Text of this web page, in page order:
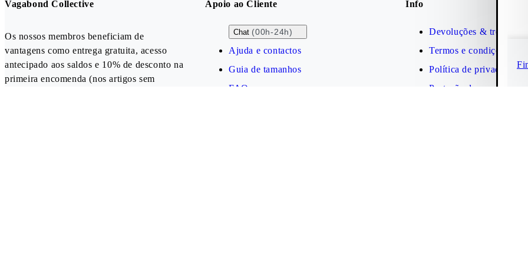
Vagabond Collective
Os nossos membros beneficiam de
vantagens como entrega gratuita, acesso
antecipado aos saldos e 10% de desconto na
primeira encomenda (nos artigos sem
Apoio ao Cliente
Chat (00h-24h)
Ajuda e contactos
Guia de tamanhos
FAQ
Info
Devoluções & trocas
Termos e condições
Política de privacidade
Proteção da marca